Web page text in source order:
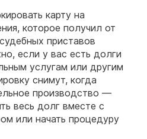
карту на
которое получил от
приставов
если у вас есть долги
услугам или другим
снимут, когда
производство —
весь долг вместе с
или начать процедуру